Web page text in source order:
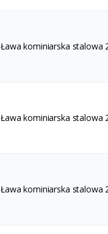
Ława kominiarska stalowa
Ława kominiarska stalowa
Ława kominiarska stalowa